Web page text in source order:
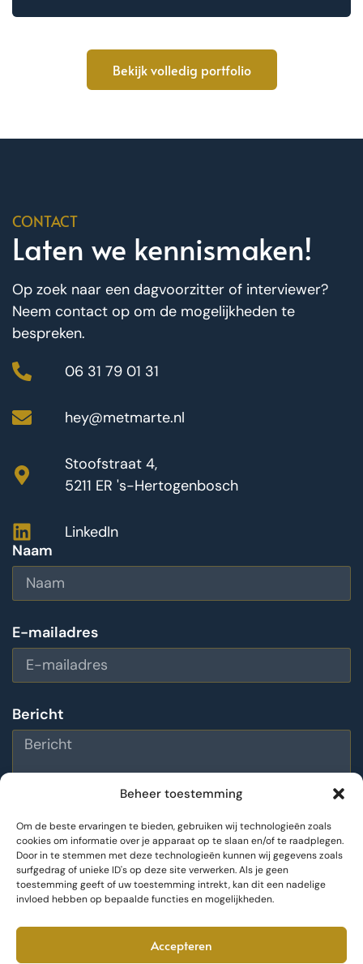
Beheer toestemming
Om de beste ervaringen te bieden, gebruiken wij technologieën zoals
cookies om informatie over je apparaat op te slaan en/of te raadplegen.
Door in te stemmen met deze technologieën kunnen wij gegevens zoals
surfgedrag of unieke ID's op deze site verwerken. Als je geen
toestemming geeft of uw toestemming intrekt, kan dit een nadelige
invloed hebben op bepaalde functies en mogelijkheden.
Accepteren
Bekijk volledig portfolio
CONTACT
Laten we kennismaken!
Op zoek naar een dagvoorzitter of interviewer?
Neem contact op om de mogelijkheden te
bespreken.
06 31 79 01 31
hey@metmarte.nl
Stoofstraat 4,
5211 ER 's-Hertogenbosch
LinkedIn
Naam
E-mailadres
Bericht
Bericht versturen